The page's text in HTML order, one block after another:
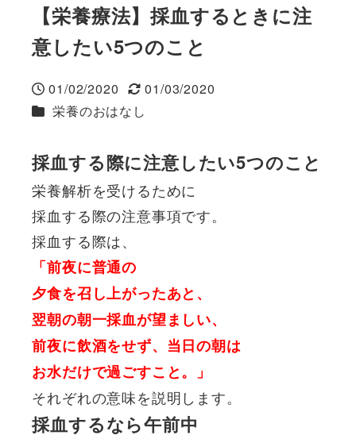
【栄養療法】採血するときに注
意したい5つのこと
投稿日
01/02/2020
更新日
01/03/2020
カテゴリー
栄養のおはなし
採血する際に注意したい5つのこと
栄養解析を受けるために
採血する際の注意事項です。
採血する際は、
「前夜に普通の
夕食を召し上がったあと、
翌朝の朝一採血が望ましい、
前夜に飲酒をせず、当日の朝は
お水だけで過ごすこと。」
それぞれの意味を説明します。
採血するなら午前中